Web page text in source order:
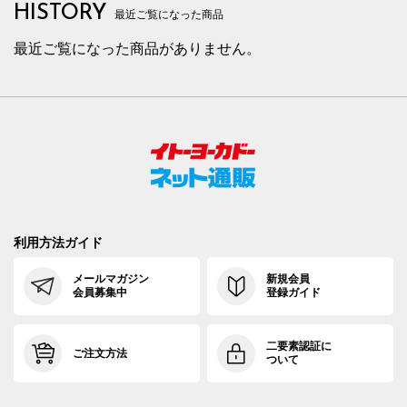
HISTORY 最近ご覧になった商品
最近ご覧になった商品がありません。
利用方法ガイド
メールマガジン
会員募集中
新規会員
登録ガイド
ご注文方法
二要素認証に
ついて